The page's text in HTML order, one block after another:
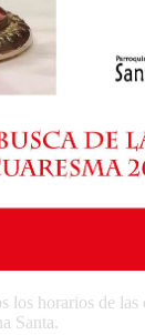
los horarios de las
Santa.